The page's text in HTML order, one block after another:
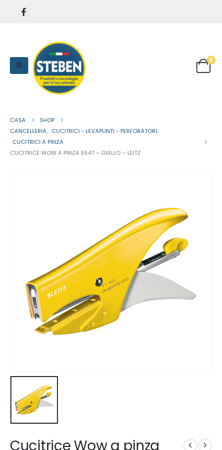
0
CASA
SHOP
CANCELLERIA, CUCITRICI - LEVAPUNTI - PERFORATORI,
CUCITRICI A PINZA
CUCITRICE WOW A PINZA 5547 – GIALLO – LEITZ
Cucitrice Wow a pinza